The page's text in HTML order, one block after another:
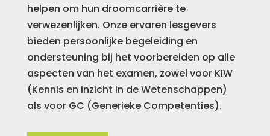
helpen om hun droomcarrière te
verwezenlijken. Onze ervaren lesgevers
bieden persoonlijke begeleiding en
ondersteuning bij het voorbereiden op alle
aspecten van het examen, zowel voor KIW
(Kennis en Inzicht in de Wetenschappen)
als voor GC (Generieke Competenties).